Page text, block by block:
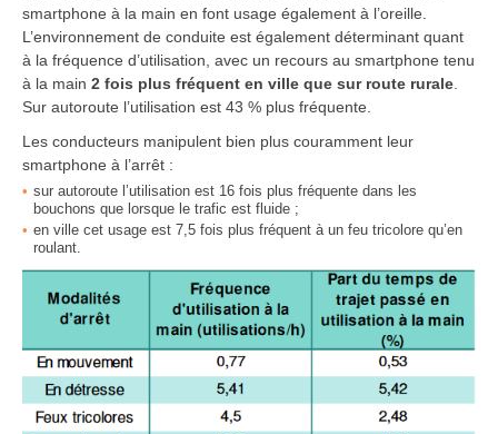
smartphone à la main en font usage également à l’oreille.
L’environnement de conduite est également déterminant quant
à la fréquence d’utilisation, avec un recours au smartphone tenu
à la main 2 fois plus fréquent en ville que sur route rurale
Sur autoroute l’utilisation est 43 % plus fréquente.
Les conducteurs manipulent bien plus couramment leur
smartphone à l’arrêt :
sur autoroute l’utilisation est 16 fois plus fréquente dans les
bouchons que lorsque le trafic est fluide ;
en ville cet usage est 7,5 fois plus fréquent à un feu tricolore qu’en
roulant.